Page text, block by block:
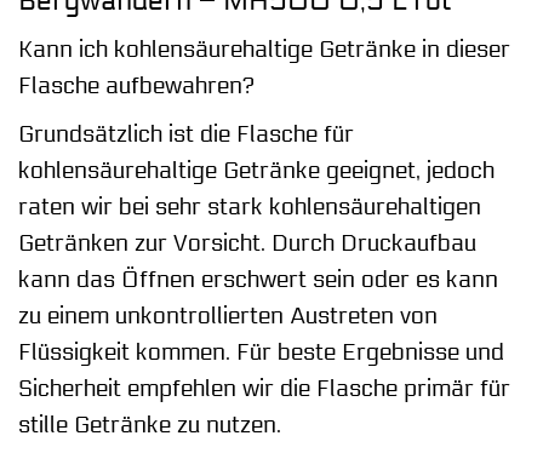
Kann ich kohlensäurehaltige Getränke in dieser
Flasche aufbewahren?
Grundsätzlich ist die Flasche für
kohlensäurehaltige Getränke geeignet, jedoch
raten wir bei sehr stark kohlensäurehaltigen
Getränken zur Vorsicht. Durch Druckaufbau
kann das Öffnen erschwert sein oder es kann
zu einem unkontrollierten Austreten von
Flüssigkeit kommen. Für beste Ergebnisse und
Sicherheit empfehlen wir die Flasche primär für
stille Getränke zu nutzen.